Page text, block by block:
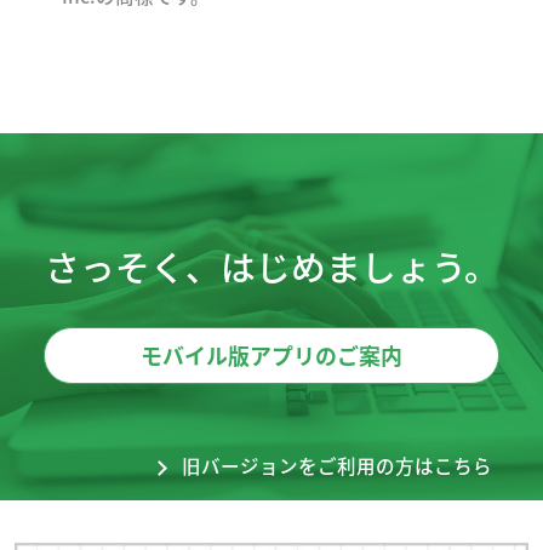
さっそく、はじめましょう。
モバイル版アプリのご案内
旧バージョンをご利用の方はこちら